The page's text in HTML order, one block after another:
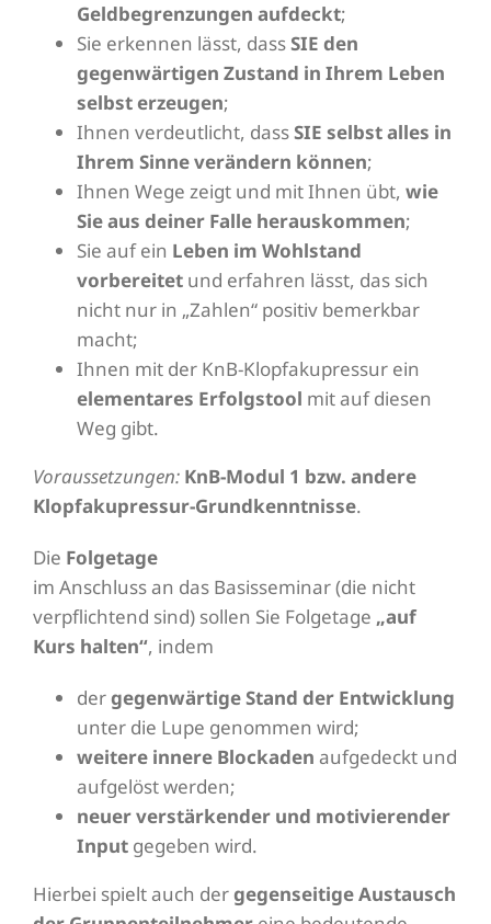
Geldbegrenzungen aufdeckt;
Sie erkennen lässt, dassSIE den
gegenwärtigen Zustand in Ihrem Leben
selbst erzeugen;
Ihnen verdeutlicht, dassSIE selbst alles in
Ihrem Sinne verändern können;
Ihnen Wege zeigt und mit Ihnen übt, wie
Sie aus deiner Falle herauskommen;
Sie auf ein Leben im Wohlstand
vorbereitet und erfahren lässt, das sich
nicht nur in „Zahlen“ positiv bemerkbar
macht;
Ihnen mit der KnB-Klopfakupressur ein
elementares Erfolgstool mit auf diesen
Weg gibt.
Voraussetzungen: KnB-Modul 1 bzw. andere
Klopfakupressur-Grundkenntnisse.
Die Folgetage
im Anschluss an das Basisseminar (die nicht
verpflichtend sind) sollen Sie Folgetage „auf
Kurs halten“, indem
dergegenwärtige Stand der Entwicklung
unter die Lupe genommen wird;
weitere innere Blockaden aufgedeckt und
aufgelöst werden;
neuer verstärkender und motivierender
Input gegeben wird.
Hierbei spielt auch dergegenseitige Austausch